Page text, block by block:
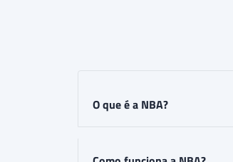
O que é a NBA?